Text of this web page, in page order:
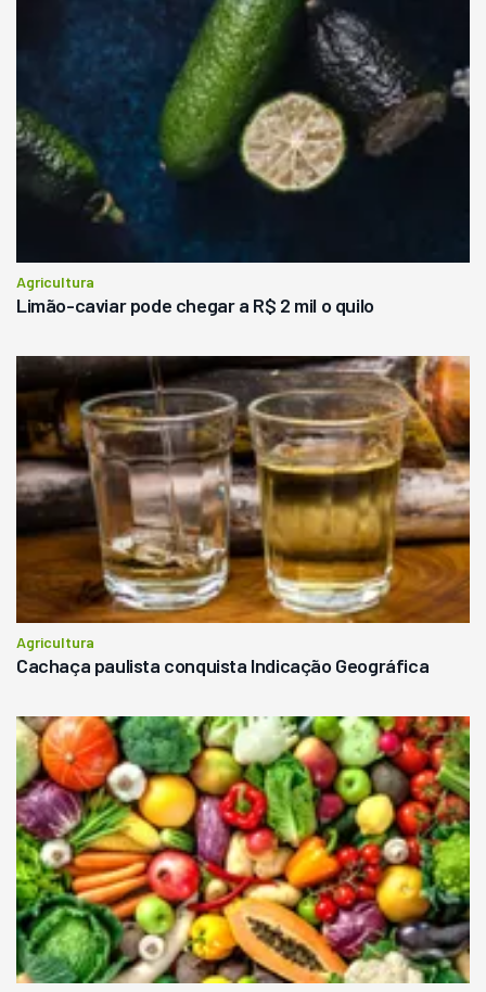
Agricultura
Limão-caviar pode chegar a R$ 2 mil o quilo
Agricultura
Cachaça paulista conquista Indicação Geográfica